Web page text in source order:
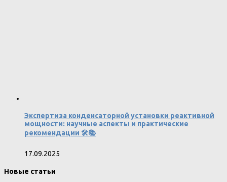
Экспертиза конденсаторной установки реактивной
мощности: научные аспекты и практические
рекомендации 🛠️📚
17.09.2025
Новые статьи